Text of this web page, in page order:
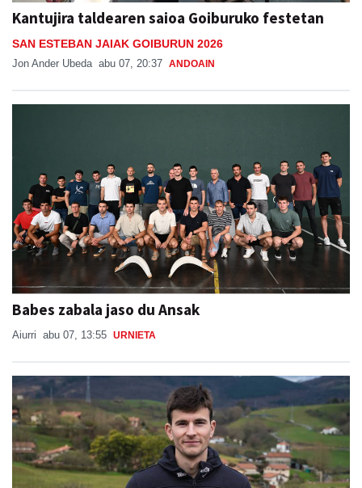
Kantujira taldearen saioa Goiburuko festetan
SAN ESTEBAN JAIAK GOIBURUN 2026
Jon Ander Ubeda abu 07, 20:37 ANDOAIN
Babes zabala jaso du Ansak
Aiurri abu 07, 13:55 URNIETA